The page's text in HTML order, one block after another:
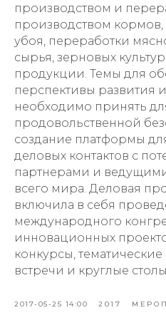
производством и
производством
убоя, переработки
сырья, зерновых
продукции. Темы для
перспективы развития
необходимо принять
продовольственной
создание платформы
деловых контактов с
партнерами и
всего мира. Деловая
включила в себя
международного
инновационных
конкурсы,
встречи и круглые
2017-05-25 14:00 2017